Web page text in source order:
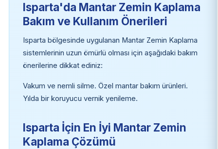
Isparta'da Mantar Zemin Kaplama
Bakım ve Kullanım Önerileri
Isparta bölgesinde uygulanan Mantar Zemin Kaplama
sistemlerinin uzun ömürlü olması için aşağıdaki bakım
önerilerine dikkat ediniz:
Vakum ve nemli silme. Özel mantar bakım ürünleri.
Yılda bir koruyucu vernik yenileme.
Isparta İçin En İyi Mantar Zemin
Kaplama Çözümü